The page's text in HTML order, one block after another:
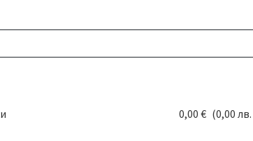
0,00 € (0,00 лв.